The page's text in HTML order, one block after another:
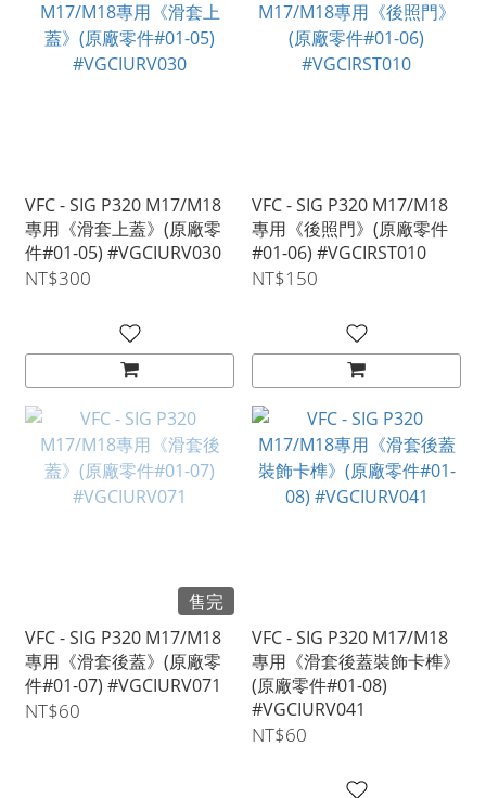
VFC - SIG P320 M17/M18
專用《滑套上蓋》(原廠零
件#01-05) #VGCIURV030
NT$300
VFC - SIG P320 M17/M18
專用《後照門》(原廠零件
#01-06) #VGCIRST010
NT$150
售完
VFC - SIG P320 M17/M18
專用《滑套後蓋》(原廠零
件#01-07) #VGCIURV071
NT$60
VFC - SIG P320 M17/M18
專用《滑套後蓋裝飾卡榫》
(原廠零件#01-08)
#VGCIURV041
NT$60